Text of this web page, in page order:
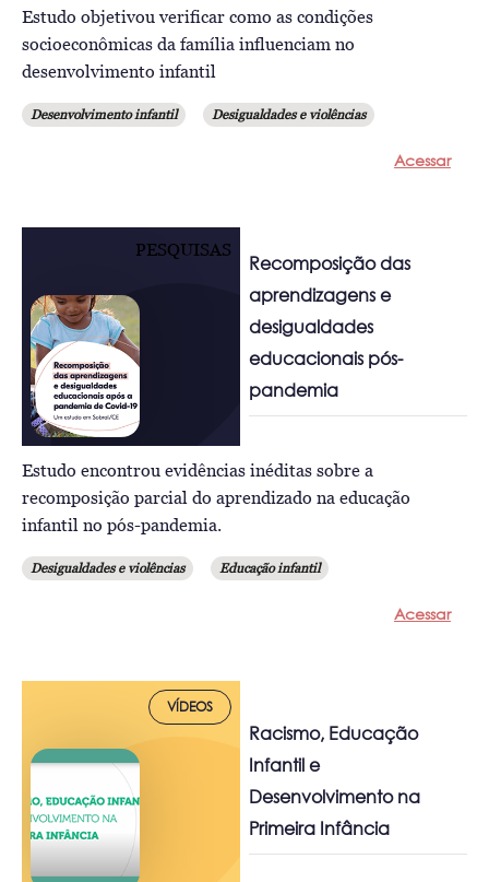
Estudo objetivou verificar como as condições
socioeconômicas da família influenciam no
desenvolvimento infantil
Desenvolvimento infantil Desigualdades e violências
Acessar
PESQUISAS
Recomposição das
aprendizagens e
desigualdades
educacionais pós-
pandemia
Estudo encontrou evidências inéditas sobre a
recomposição parcial do aprendizado na educação
infantil no pós-pandemia.
Desigualdades e violências Educação infantil
Acessar
VÍDEOS
Racismo, Educação
Infantil e
Desenvolvimento na
Primeira Infância